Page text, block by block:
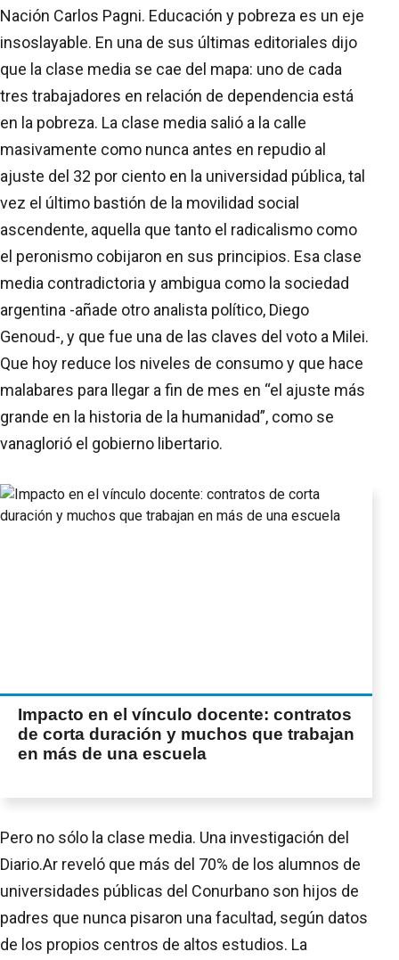
Nación Carlos Pagni. Educación y pobreza es un eje
insoslayable. En una de sus últimas editoriales dijo
que la clase media se cae del mapa: uno de cada
tres trabajadores en relación de dependencia está
en la pobreza. La clase media salió a la calle
masivamente como nunca antes en repudio al
ajuste del 32 por ciento en la universidad pública, tal
vez el último bastión de la movilidad social
ascendente, aquella que tanto el radicalismo como
el peronismo cobijaron en sus principios. Esa clase
media contradictoria y ambigua como la sociedad
argentina -añade otro analista político, Diego
Genoud-, y que fue una de las claves del voto a Milei.
Que hoy reduce los niveles de consumo y que hace
malabares para llegar a fin de mes en “el ajuste más
grande en la historia de la humanidad”, como se
vanaglorió el gobierno libertario.
Impacto en el vínculo docente: contratos
de corta duración y muchos que trabajan
en más de una escuela
Pero no sólo la clase media. Una investigación del
Diario.Ar reveló que más del 70% de los alumnos de
universidades públicas del Conurbano son hijos de
padres que nunca pisaron una facultad, según datos
de los propios centros de altos estudios. La